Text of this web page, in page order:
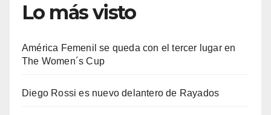
Lo más visto
América Femenil se queda con el tercer lugar en
The Women´s Cup
Diego Rossi es nuevo delantero de Rayados